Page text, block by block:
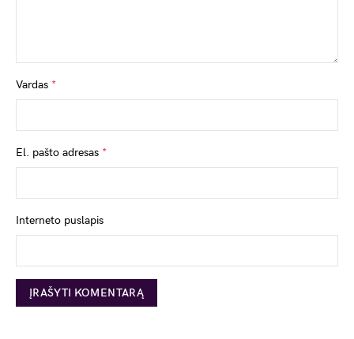
Vardas *
El. pašto adresas *
Interneto puslapis